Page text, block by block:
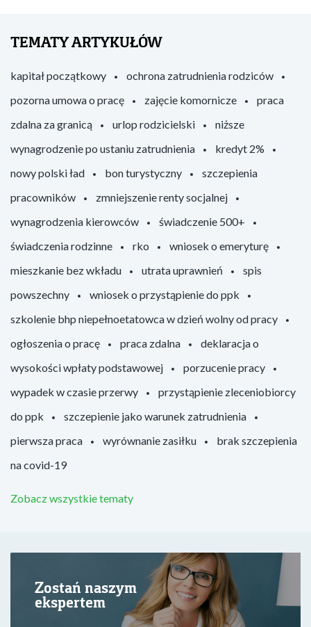
TEMATY ARTYKUŁÓW
kapitał początkowy
ochrona zatrudnienia rodziców
pozorna umowa o pracę
zajęcie komornicze
praca
zdalna za granicą
urlop rodzicielski
niższe
wynagrodzenie po ustaniu zatrudnienia
kredyt 2%
nowy polski ład
bon turystyczny
szczepienia
pracowników
zmniejszenie renty socjalnej
wynagrodzenia kierowców
świadczenie 500+
świadczenia rodzinne
rko
wniosek o emeryturę
mieszkanie bez wkładu
utrata uprawnień
spis
powszechny
wniosek o przystąpienie do ppk
szkolenie bhp niepełnoetatowca w dzień wolny od pracy
ogłoszenia o pracę
praca zdalna
deklaracja o
wysokości wpłaty podstawowej
porzucenie pracy
wypadek w czasie przerwy
przystąpienie zleceniobiorcy
do ppk
szczepienie jako warunek zatrudnienia
pierwsza praca
wyrównanie zasiłku
brak szczepienia
na covid-19
Zobacz wszystkie tematy
Zostań naszym
ekspertem